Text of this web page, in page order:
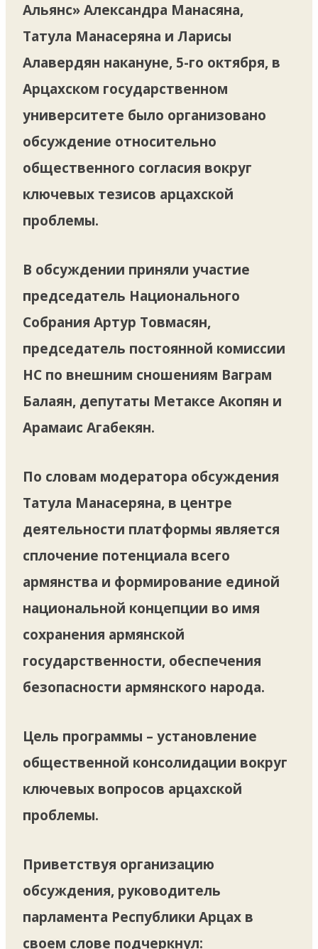
Альянс» Александра Манасяна,
Татула Манасеряна и Ларисы
Алавердян накануне, 5-го октября, в
Арцахском государственном
университете было организовано
обсуждение относительно
общественного согласия вокруг
ключевых тезисов арцахской
проблемы.
В обсуждении приняли участие
председатель Национального
Собрания Артур Товмасян,
председатель постоянной комиссии
НС по внешним сношениям Ваграм
Балаян, депутаты Метаксе Акопян и
Арамаис Агабекян.
По словам модератора обсуждения
Татула Манасеряна, в центре
деятельности платформы является
сплочение потенциала всего
армянства и формирование единой
национальной концепции во имя
сохранения армянской
государственности, обеспечения
безопасности армянского народа.
Цель программы – установление
общественной консолидации вокруг
ключевых вопросов арцахской
проблемы.
Приветствуя организацию
обсуждения, руководитель
парламента Республики Арцах в
своем слове подчеркнул: